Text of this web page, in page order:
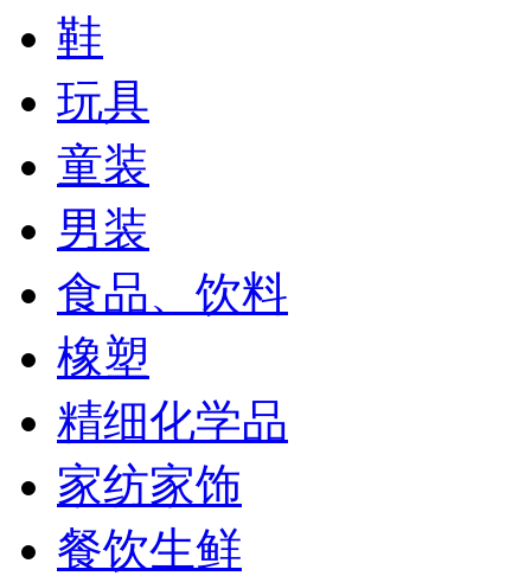
鞋
玩具
童装
男装
食品、饮料
橡塑
精细化学品
家纺家饰
餐饮生鲜